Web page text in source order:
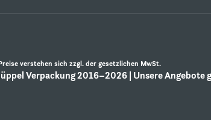
verstehen sich zzgl. der gesetzlichen MwSt.
Verpackung 2016–2026 | Unsere Angebote